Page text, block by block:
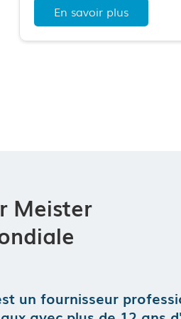
galvanisés épaissis
Couverture:Tissu PVC double enduit
Largeur de portée :6-50 m
En savoir plus
Meister
un fournisseur